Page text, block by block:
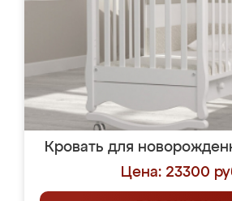
Кровать для
Цена: 23300